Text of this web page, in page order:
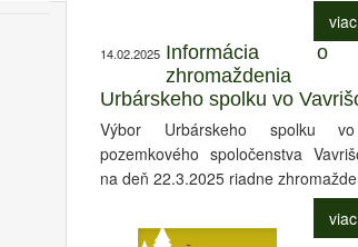
14.02.2025 Informácia o
zhromaždenia
Urbárskeho spolku vo
Výbor Urbárskeho spolku vo
pozemkového spoločenstva
na deň 22.3.2025 riadne